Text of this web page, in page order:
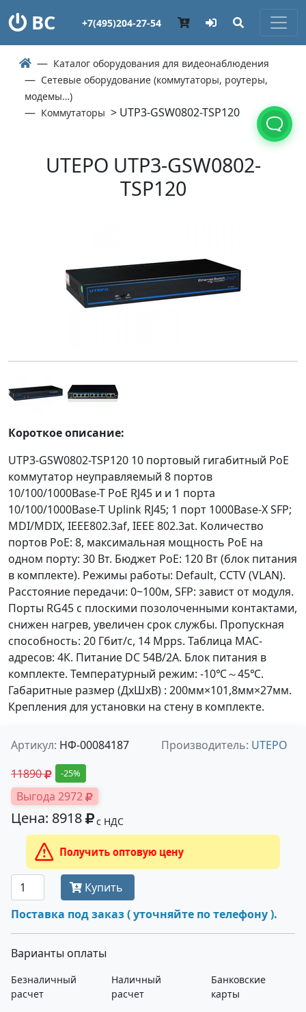
ВС +7(495)204-27-54
Каталог оборудования для видеонаблюдения
Сетевые оборудование (коммутаторы, роутеры,
модемы…)
Коммутаторы > UTP3-GSW0802-TSP120
UTEPO UTP3-GSW0802-
TSP120
Короткое описание:
UTP3-GSW0802-TSP120 10 портовый гигабитный PoE
коммутатор неуправляемый 8 портов
10/100/1000Base-T PoE RJ45 и и 1 порта
10/100/1000Base-T Uplink RJ45; 1 порт 1000Base-X SFP;
MDI/MDIX, IEEE802.3af, IEEE 802.3at. Количество
портов PoE: 8, максимальная мощность PoE на
одном порту: 30 Вт. Бюджет РoЕ: 120 Вт (блок питания
в комплекте). Режимы работы: Default, CCTV (VLAN).
Расстояние передачи: 0~100м, SFP: завист от модуля.
Порты RG45 с плоскими позолоченными контактами,
снижен нагрев, увеличен срок службы. Пропускная
способность: 20 Гбит/с, 14 Mpps. Таблица MAC-
адресов: 4К. Питание DC 54В/2А. Блок питания в
комплекте. Температурный режим: -10℃～45℃.
Габаритные размер (ДxШxВ) : 200мм×101,8мм×27мм.
Крепления для установки на стену в комплекте.
Артикул: НФ-00084187 Производитель: UTEPO
11890
-25%
Выгода 2972
Цена: 8918 с НДС
Получить оптовую цену
Купить
Поставка под заказ ( уточняйте по телефону ).
Варианты оплаты
Безналичный
расчет
Наличный
расчет
Банковские
карты